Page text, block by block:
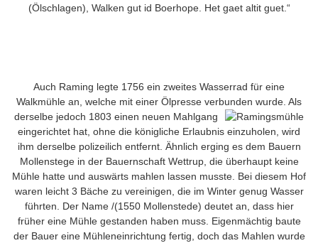
(Ölschlagen), Walken gut id Boerhope. Het gaet altit guet.“
Auch Raming legte 1756 ein zweites Wasserrad für eine
Walkmühle an, welche mit einer Ölpresse verbunden wurde. Als
derselbe jedoch 1803 einen neuen Mahlgang
eingerichtet hat, ohne die königliche Erlaubnis einzuholen, wird
ihm derselbe polizeilich entfernt. Ähnlich erging es dem Bauern
Mollenstege in der Bauernschaft Wettrup, die überhaupt keine
Mühle hatte und auswärts mahlen lassen musste. Bei diesem Hof
waren leicht 3 Bäche zu vereinigen, die im Winter genug Wasser
führten. Der Name /(1550 Mollenstede) deutet an, dass hier
früher eine Mühle gestanden haben muss. Eigenmächtig baute
der Bauer eine Mühleneinrichtung fertig, doch das Mahlen wurde